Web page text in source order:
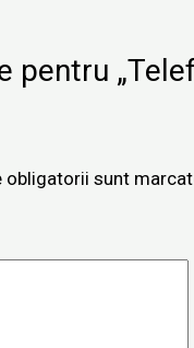
pentru
obligatorii sunt